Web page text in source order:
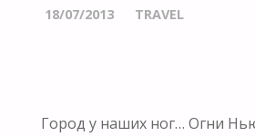
18/07/2013 TRAVEL
Город у наших ног… Огни